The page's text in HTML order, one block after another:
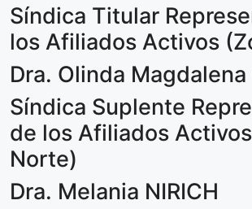
Síndica Titular
los Afiliados Activos
Dra. Olinda Magdalena
Síndica Suplente
de los Afiliados
Norte)
Dra. Melania NIRICH